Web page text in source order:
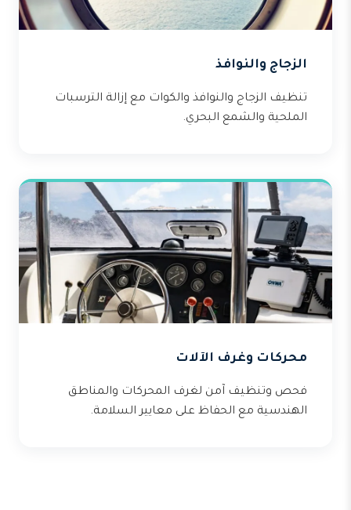
الزجاج والنوافذ
تنظيف الزجاج والنوافذ والكوات مع إزالة الترسبات
الملحية والشمع البحري.
محركات وغرف الآلات
فحص وتنظيف آمن لغرف المحركات والمناطق
الهندسية مع الحفاظ على معايير السلامة.